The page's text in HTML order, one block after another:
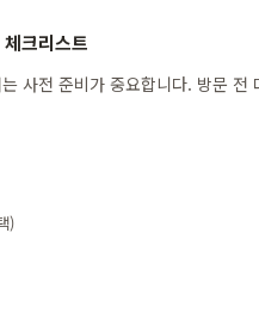
크리스트
사전 준비가 중요합니다. 방문
)